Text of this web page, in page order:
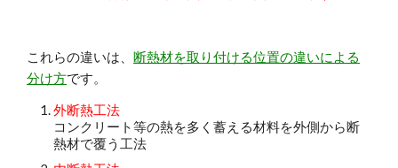
これらの違いは、 断熱材を取り付ける位置の違いによる
分け方です。
外断熱工法
コンクリート等の熱を多く蓄える材料を外側から断
熱材で覆う工法